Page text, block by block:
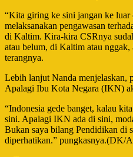
“Kita giring ke sini jangan ke luar
melaksanakan pengawasan
di Kaltim. Kira-kira CSRnya
atau belum, di Kaltim atau
terangnya.
Lebih lanjut Nanda menjelaskan,
Apalagi Ibu Kota Negara (IKN)
“Indonesia gede banget, kalau
sini. Apalagi IKN ada di sini,
Bukan saya bilang Pendidikan di
diperhatikan.”